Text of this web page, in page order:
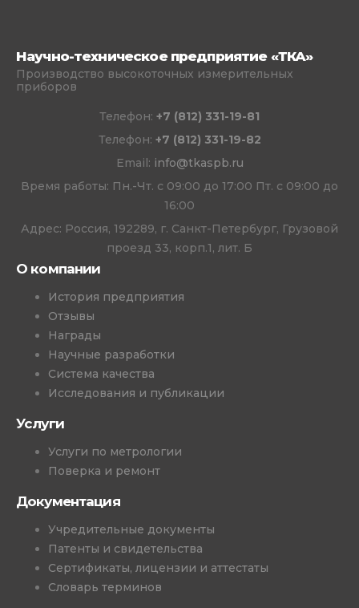
Научно-техническое предприятие «ТКА»
Производство высокоточных измерительных
приборов
Телефон: +7 (812) 331-19-81
Телефон: +7 (812) 331-19-82
Email: info@tkaspb.ru
Время работы: Пн.-Чт. с 09:00 до 17:00 Пт. с 09:00 до
16:00
Адрес: Россия, 192289, г. Санкт-Петербург, Грузовой
проезд 33, корп.1, лит. Б
О компании
История предприятия
Отзывы
Награды
Научные разработки
Система качества
Исследования и публикации
Услуги
Услуги по метрологии
Поверка и ремонт
Документация
Учредительные документы
Патенты и свидетельства
Сертификаты, лицензии и аттестаты
Словарь терминов